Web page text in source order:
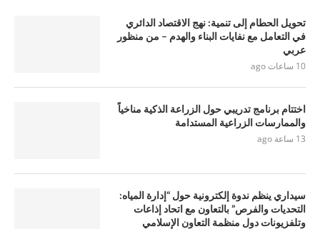
تحويل الحطام إلى تنمية: نهج الاقتصاد الدائري
في التعامل مع نفايات البناء والهدم – من منظور
عربي
10 ساعات ago
اختتام برنامج تدريبي حول الزراعة الذكية مناخياً
والممارسات الزراعية المستدامة
13 ساعة ago
سيداري ينظم ندوة إلكترونية حول “إدارة المياه:
التحديات والفرص” بالتعاون مع اتحاد إذاعات
وتلفزيونات دول منظمة التعاون الإسلامي